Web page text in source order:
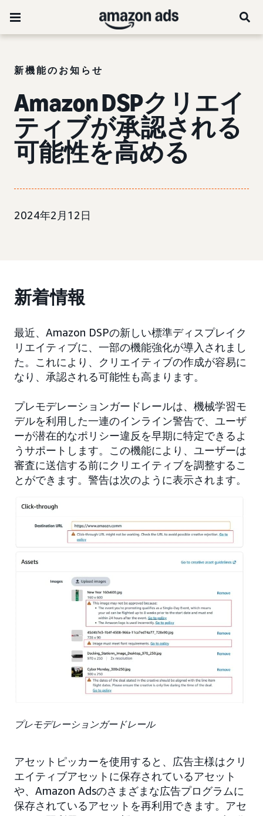
新機能のお知らせ
Amazon DSPクリエイ
ティブが承認される
可能性を高める
2024年2月12日
新着情報
最近、Amazon DSPの新しい標準ディスプレイク
リエイティブに、一部の機能強化が導入されまし
た。これにより、クリエイティブの作成が容易に
なり、承認される可能性も高まります。
プレモデレーションガードレールは、機械学習モ
デルを利用した一連のインライン警告で、ユーザ
ーが潜在的なポリシー違反を早期に特定できるよ
うサポートします。この機能により、ユーザーは
審査に送信する前にクリエイティブを調整するこ
とができます。警告は次のように表示されます。
プレモデレーションガードレール
アセットピッカーを使用すると、広告主様はクリ
エイティブアセットに保存されているアセット
や、Amazon Adsのさまざまな広告プログラムに
保存されているアセットを再利用できます。アセ